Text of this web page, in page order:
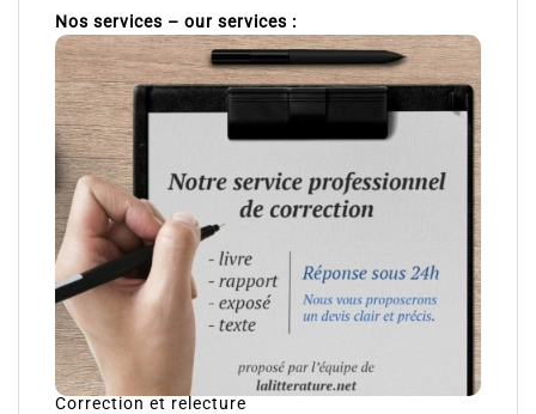
Nos services – our services :
Correction et relecture